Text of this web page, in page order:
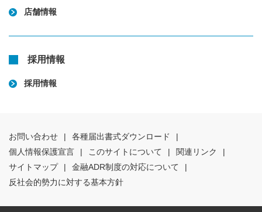
店舗情報
採用情報
採用情報
お問い合わせ | 各種届出書式ダウンロード
|
個人情報保護宣言
| このサイトについて | 関連リンク
|
サイトマップ
| 金融ADR制度の対応について
|
反社会的勢力に対する基本方針